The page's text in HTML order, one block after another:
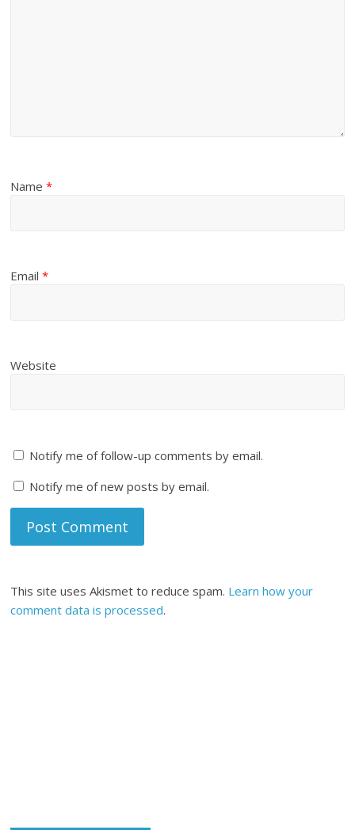
Name*
Email*
Website
Notify me of follow-up comments by email.
Notify me of new posts by email.
This site uses Akismet to reduce spam. Learn how your
comment data is processed.